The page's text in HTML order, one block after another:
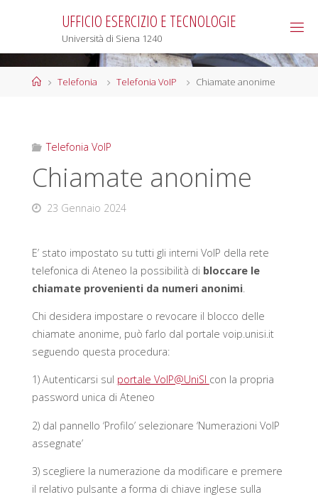
UFFICIO ESERCIZIO E TECNOLOGIE
Università di Siena 1240
HomeTelefonia Telefonia VoIP Chiamate anonime
Telefonia VoIP
Chiamate anonime
23 Gennaio 2024
E’ stato impostato su tutti gli interni VoIP della rete
telefonica di Ateneo la possibilità di bloccare le
chiamate provenienti da numeri anonimi.
Chi desidera impostare o revocare il blocco delle
chiamate anonime, può farlo dal portale voip.unisi.it
seguendo questa procedura:
1) Autenticarsi sul portale VoIP@UniSI con la propria
password unica di Ateneo
2) dal pannello ‘Profilo’ selezionare ‘Numerazioni VoIP
assegnate’
3) scegliere la numerazione da modificare e premere
il relativo pulsante a forma di chiave inglese sulla